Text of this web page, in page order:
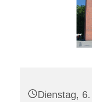
Dienstag,